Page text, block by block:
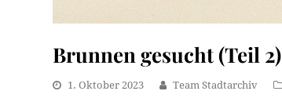
Brunnen gesucht (Teil 2)
1. Oktober 2023 Team Stadtarchiv